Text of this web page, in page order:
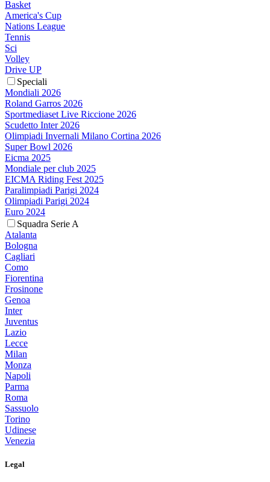
Basket
America's Cup
Nations League
Tennis
Sci
Volley
Drive UP
Speciali
Mondiali 2026
Roland Garros 2026
Sportmediaset Live Riccione 2026
Scudetto Inter 2026
Olimpiadi Invernali Milano Cortina 2026
Super Bowl 2026
Eicma 2025
Mondiale per club 2025
EICMA Riding Fest 2025
Paralimpiadi Parigi 2024
Olimpiadi Parigi 2024
Euro 2024
Squadra Serie A
Atalanta
Bologna
Cagliari
Como
Fiorentina
Frosinone
Genoa
Inter
Juventus
Lazio
Lecce
Milan
Monza
Napoli
Parma
Roma
Sassuolo
Torino
Udinese
Venezia
Legal